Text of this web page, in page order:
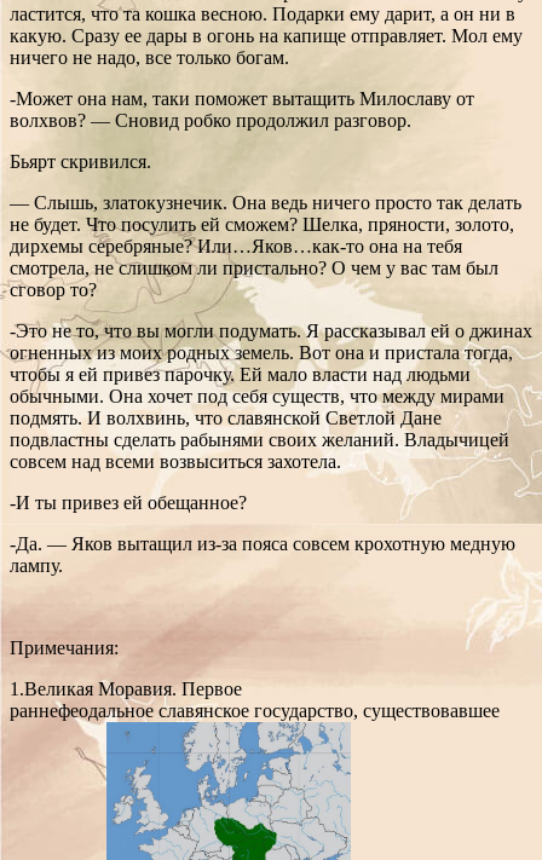
ластится, что та кошка весною. Подарки ему дарит, а он ни в
какую. Сразу ее дары в огонь на капище отправляет. Мол ему
ничего не надо, все только богам.
-Может она нам, таки поможет вытащить Милославу от
волхвов? — Сновид робко продолжил разговор.
Бьярт скривился.
— Слышь, златокузнечик. Она ведь ничего просто так делать
не будет. Что посулить ей сможем? Шелка, пряности, золото,
дирхемы серебряные? Или…Яков…как-то она на тебя
смотрела, не слишком ли пристально? О чем у вас там был
сговор то?
-Это не то, что вы могли подумать. Я рассказывал ей о джинах
огненных из моих родных земель. Вот она и пристала тогда,
чтобы я ей привез парочку. Ей мало власти над людьми
обычными. Она хочет под себя существ, что между мирами
подмять. И волхвинь, что славянской Светлой Дане
подвластны сделать рабынями своих желаний. Владычицей
совсем над всеми возвыситься захотела.
-И ты привез ей обещанное?
-Да. — Яков вытащил из-за пояса совсем крохотную медную
лампу.
Примечания:
1.Великая Моравия. Первое
раннефеодальное славянское государство, существовавшее